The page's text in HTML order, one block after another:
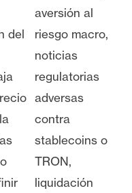
del
aversión al
riesgo macro,
noticias
regulatorias
adversas
contra
stablecoins o
TRON,
liquidación